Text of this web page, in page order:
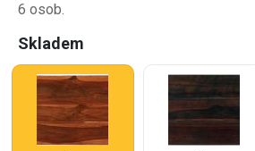
6 osob.
Skladem